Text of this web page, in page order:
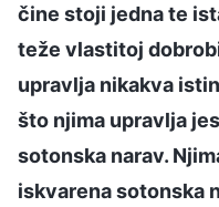
čine stoji jedna te
teže vlastitoj
upravlja nikakva
što njima upravlja
sotonska narav.
iskvarena sotonska